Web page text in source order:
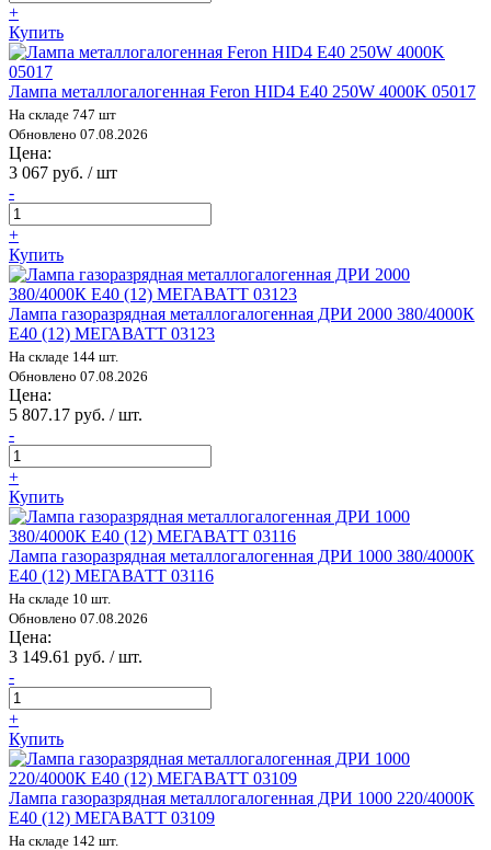
+
Купить
Лампа металлогалогенная Feron HID4 E40 250W 4000K 05017
На складе 747 шт
Обновлено 07.08.2026
Цена:
3 067 руб. / шт
-
+
Купить
Лампа газоразрядная металлогалогенная ДРИ 2000 380/4000К
E40 (12) МЕГАВАТТ 03123
На складе 144 шт.
Обновлено 07.08.2026
Цена:
5 807.17 руб. / шт.
-
+
Купить
Лампа газоразрядная металлогалогенная ДРИ 1000 380/4000К
E40 (12) МЕГАВАТТ 03116
На складе 10 шт.
Обновлено 07.08.2026
Цена:
3 149.61 руб. / шт.
-
+
Купить
Лампа газоразрядная металлогалогенная ДРИ 1000 220/4000К
E40 (12) МЕГАВАТТ 03109
На складе 142 шт.